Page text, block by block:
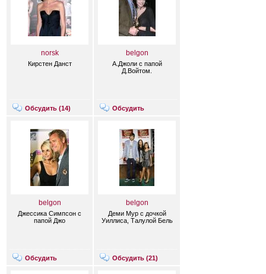
norsk
Кирстен Данст
Обсудить (14)
belgon
А.Джоли с папой
Д.Войтом.
Обсудить
belgon
Джессика Симпсон с
папой Джо
Обсудить
belgon
Деми Мур с дочкой
Уиллиса, Талулой Бель
Обсудить (21)